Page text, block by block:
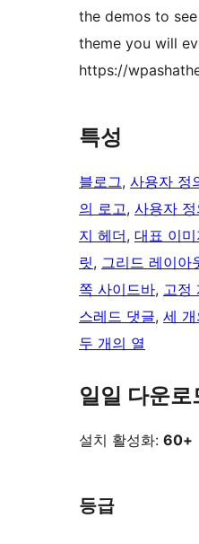
the demos to
theme you will
https://
특성
블로그, 사용자 정
의 로고, 사용자
지 헤더, 대표 이미
릿, 그리드 레이아
쪽 사이드바, 고정
스레드 댓글, 세 개
두 개의 열
일일 다운로
설치 활성화: 60+
등급